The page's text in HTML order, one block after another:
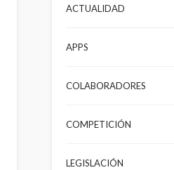
ACTUALIDAD
APPS
COLABORADORES
COMPETICIÓN
LEGISLACIÓN